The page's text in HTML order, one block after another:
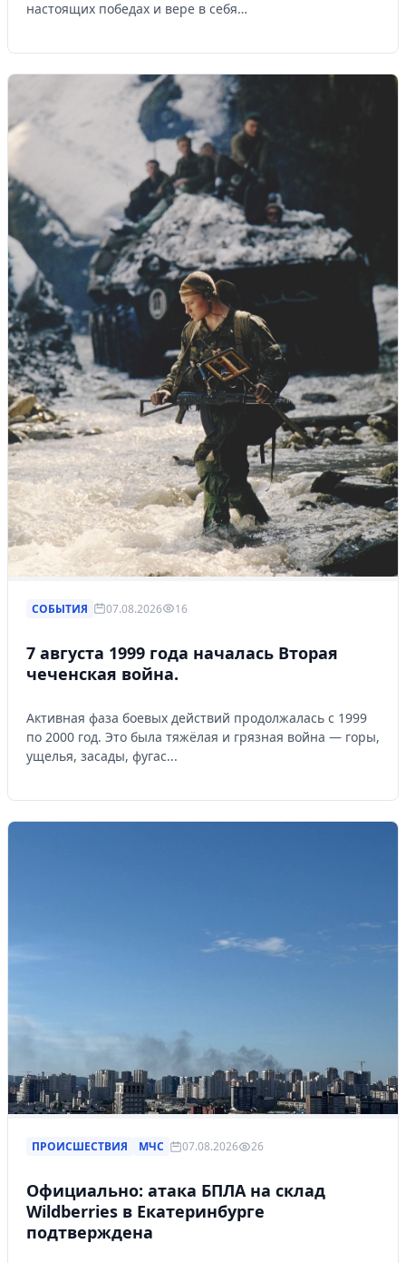
настоящих победах и вере в себя…
СОБЫТИЯ 07.08.2026 16
7 августа 1999 года началась Вторая
чеченская война.
Активная фаза боевых действий продолжалась с 1999
по 2000 год. Это была тяжёлая и грязная война — горы,
ущелья, засады, фугас...
ПРОИСШЕСТВИЯ МЧС 07.08.2026 26
Официально: атака БПЛА на склад
Wildberries в Екатеринбурге
подтверждена